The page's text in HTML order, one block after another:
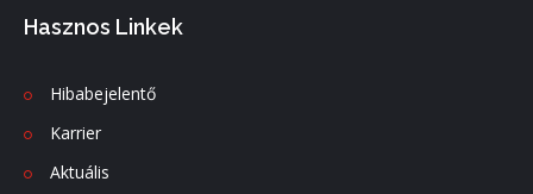
Hasznos Linkek
Hibabejelentő
Karrier
Aktuális